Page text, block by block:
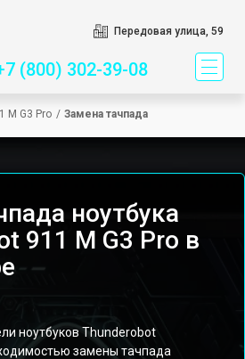
Передовая улица, 59
(800) 302-39-08
M G3 Pro / Замена тачпада
ноутбука
911 M G3 Pro в
ноутбуков Thunderobot
замены тачпада